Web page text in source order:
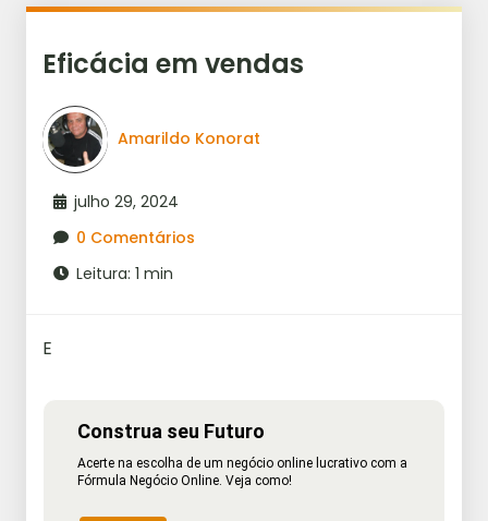
Eficácia em vendas
Amarildo Konorat
julho 29, 2024
0 Comentários
Leitura: 1 min
E
Construa seu Futuro
Acerte na escolha de um negócio online lucrativo com a
Fórmula Negócio Online. Veja como!